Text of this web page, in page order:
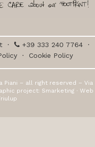
· +39 333 240 7764·
· Cookie Policy
Piani – all right reserved – Via
project: Smarketing · Web